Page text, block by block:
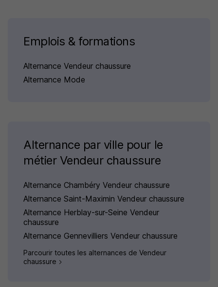
Emplois & formations
Alternance Vendeur chaussure
Alternance Mode
Alternance par ville pour le
métier Vendeur chaussure
Alternance Chambéry Vendeur chaussure
Alternance Saint-Maximin Vendeur chaussure
Alternance Herblay-sur-Seine Vendeur
chaussure
Alternance Gennevilliers Vendeur chaussure
Parcourir toutes les alternances de Vendeur
chaussure